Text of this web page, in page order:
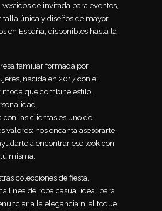
de invitada para eventos,
talla única y diseños de mayor
en España, disponibles hasta la
familiar formada por
nacida en 2017 con el
moda que combine estilo,
con las clientas es uno de
valores: nos encanta asesorarte,
a encontrar ese look con
misma.
colecciones de fiesta,
línea de ropa casual ideal para
a la elegancia ni al toque